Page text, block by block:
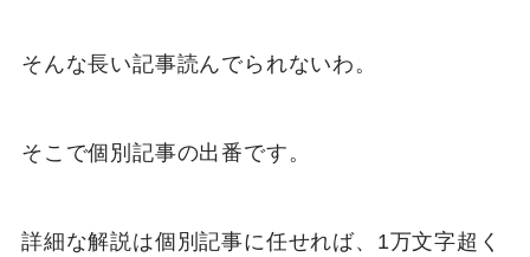
そんな長い記事読んでられないわ。
そこで個別記事の出番です。
詳細な解説は個別記事に任せれば、1万文字超く